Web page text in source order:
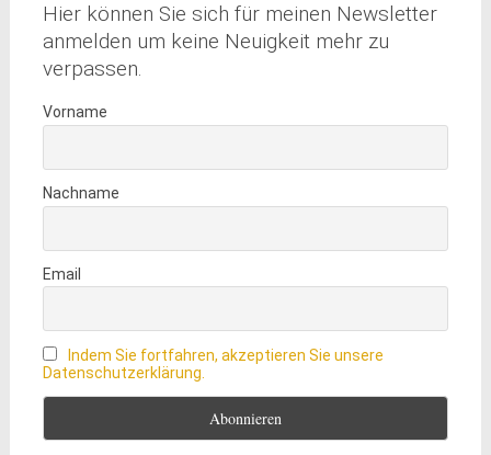
Hier können Sie sich für meinen Newsletter
anmelden um keine Neuigkeit mehr zu
verpassen.
Vorname
Nachname
Email
Indem Sie fortfahren, akzeptieren Sie unsere
Datenschutzerklärung.